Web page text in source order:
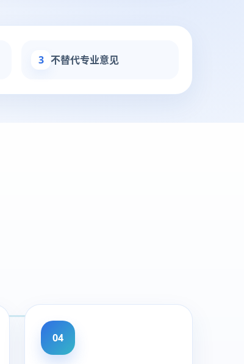
3 不替代专业意见
04